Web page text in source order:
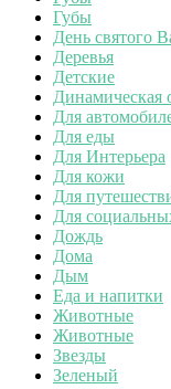
Губы
День святого
Деревья
Детские
Динамическая
Для
Для еды
Для Интерьера
Для кожи
Для
Для
Дождь
Дома
Дым
Еда и напитки
Животные
Животные
Звезды
Зеленый